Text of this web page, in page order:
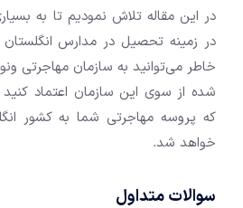
در این مقاله تلاش نمودیم تا به
در زمینه تحصیل در مدارس
خاطر می‌توانید به سازمان مهاجرتی
شده از سوی این سازمان اعتماد
که پروسه مهاجرتی شما به کشور
خواهد شد.
سوالات متداول